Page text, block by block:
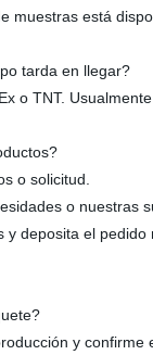
muestras está
tarda en llegar?
o TNT.
o solicitud.
o nuestras
y deposita el pedido
y